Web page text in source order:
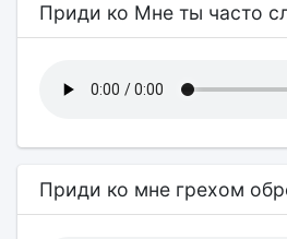
Приди ко Мне ты часто
Приди ко мне грехом